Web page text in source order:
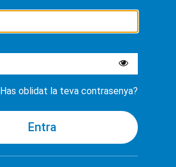
Has oblidat la teva contrasenya?